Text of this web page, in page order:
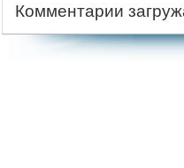
Комментарии